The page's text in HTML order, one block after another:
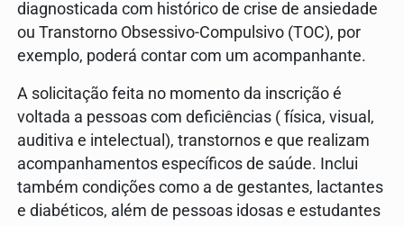
diagnosticada com histórico de crise de ansiedade
ou Transtorno Obsessivo-Compulsivo (TOC), por
exemplo, poderá contar com um acompanhante.
A solicitação feita no momento da inscrição é
voltada a pessoas com deficiências ( física, visual,
auditiva e intelectual), transtornos e que realizam
acompanhamentos específicos de saúde. Inclui
também condições como a de gestantes, lactantes
e diabéticos, além de pessoas idosas e estudantes